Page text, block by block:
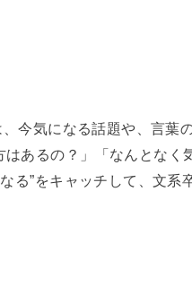
今気になる話題や、言葉
あるの？」「なんとなく
る”をキャッチして、文系